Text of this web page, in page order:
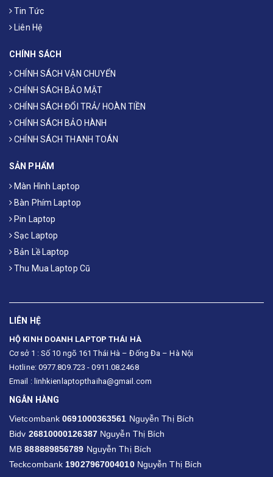
Tin Tức
Liên Hệ
CHÍNH SÁCH
CHÍNH SÁCH VẬN CHUYỂN
CHÍNH SÁCH BẢO MẬT
CHÍNH SÁCH ĐỔI TRẢ/ HOÀN TIỀN
CHÍNH SÁCH BẢO HÀNH
CHÍNH SÁCH THANH TOÁN
SẢN PHẨM
Màn Hình Laptop
Bàn Phím Laptop
Pin Laptop
Sạc Laptop
Bản Lề Laptop
Thu Mua Laptop Cũ
LIÊN HỆ
HỘ KINH DOANH LAPTOP THÁI HÀ
Cơ sở 1 : Số 10 ngõ 161 Thái Hà – Đống Đa – Hà Nội
Hotline: 0977.809.723 - 0911.08.2468
Email : linhkienlaptopthaiha@gmail.com
NGÂN HÀNG
Vietcombank0691000363561 Nguyễn Thị Bích
Bidv 26810000126387Nguyễn Thị Bích
MB888889856789 Nguyễn Thị Bích
Teckcombank19027967004010Nguyễn Thị Bích